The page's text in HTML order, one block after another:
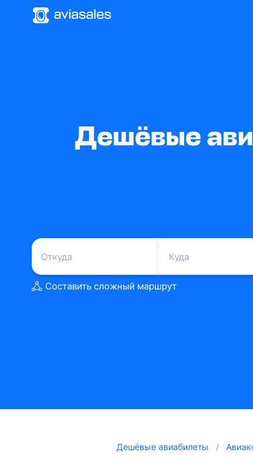
Дешёвые
Составить сложный маршрут
Дешёвые авиабилеты